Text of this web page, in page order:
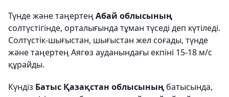
Түнде және таңертең Абай облысының
солтүстігінде, орталығында тұман түседі деп күтіледі.
Солтүстік-шығыстан, шығыстан жел соғады, түнде
және таңертең Аягөз ауданындағы екпіні 15-18 м/с
құрайды.
Күндіз Батыс Қазақстан облысының батысында,